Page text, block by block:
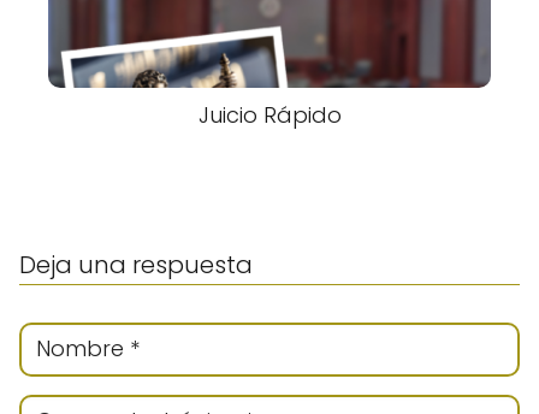
Juicio Rápido
Deja una respuesta